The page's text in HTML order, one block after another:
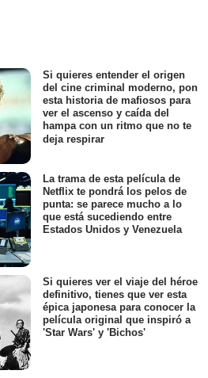
Si quieres entender el origen
del cine criminal moderno, pon
esta historia de mafiosos para
ver el ascenso y caída del
hampa con un ritmo que no te
deja respirar
La trama de esta película de
Netflix te pondrá los pelos de
punta: se parece mucho a lo
que está sucediendo entre
Estados Unidos y Venezuela
Si quieres ver el viaje del héroe
definitivo, tienes que ver esta
épica japonesa para conocer la
película original que inspiró a
'Star Wars' y 'Bichos'